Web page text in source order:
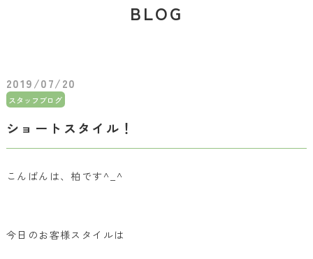
BLOG
2019/07/20
スタッフブログ
ショートスタイル！
こんばんは、柏です^_^
今日のお客様スタイルは